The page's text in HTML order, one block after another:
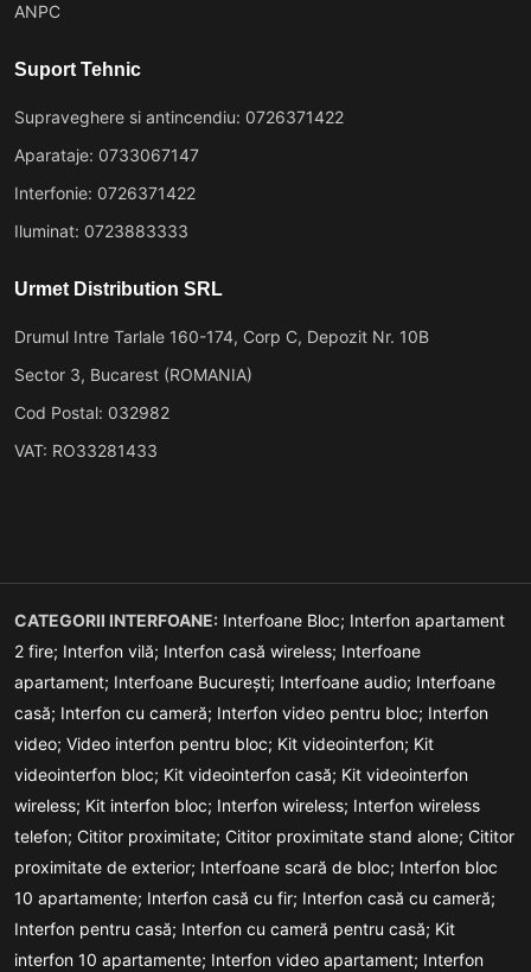
ANPC
Suport Tehnic
Supraveghere si antincendiu: 0726371422
Aparataje: 0733067147
Interfonie: 0726371422
Iluminat: 0723883333
Urmet Distribution SRL
Drumul Intre Tarlale 160-174, Corp C, Depozit Nr. 10B
Sector 3, Bucarest (ROMANIA)
Cod Postal: 032982
VAT: RO33281433
CATEGORII INTERFOANE: Interfoane Bloc; Interfon apartament
2 fire; Interfon vilă; Interfon casă wireless; Interfoane
apartament; Interfoane București; Interfoane audio; Interfoane
casă; Interfon cu cameră; Interfon video pentru bloc; Interfon
video; Video interfon pentru bloc; Kit videointerfon; Kit
videointerfon bloc; Kit videointerfon casă; Kit videointerfon
wireless; Kit interfon bloc; Interfon wireless; Interfon wireless
telefon; Cititor proximitate; Cititor proximitate stand alone; Cititor
proximitate de exterior; Interfoane scară de bloc; Interfon bloc
10 apartamente; Interfon casă cu fir; Interfon casă cu cameră;
Interfon pentru casă; Interfon cu cameră pentru casă; Kit
interfon 10 apartamente; Interfon video apartament; Interfon